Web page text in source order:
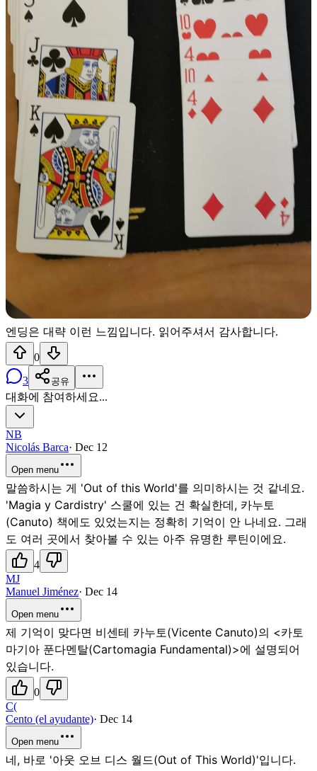
엔딩은 대략 이런 느낌입니다. 읽어주셔서 감사합니다.
0
3
공유
대화에 참여하세요...
NB
Nicolás Barca· Dec 12
Open menu
말씀하시는 게 'Out of this World'를 의미하시는 것 같네요.
'Magia y Cardistry' 스쿨에 있는 건 확실한데, 카누토
(Canuto) 책에도 있었는지는 정확히 기억이 안 나네요. 그래
도 여러 곳에서 찾아볼 수 있는 아주 유명한 루틴이에요.
4
MJ
Manuel Jiménez· Dec 14
Open menu
제 기억이 맞다면 비센테 카누토(Vicente Canuto)의 <카토
마기아 푼다멘탈(Cartomagia Fundamental)>에 설명되어
있습니다.
0
C(
Cento (el ayudante)· Dec 14
Open menu
네, 바로 '아웃 오브 디스 월드(Out of This World)'입니다.